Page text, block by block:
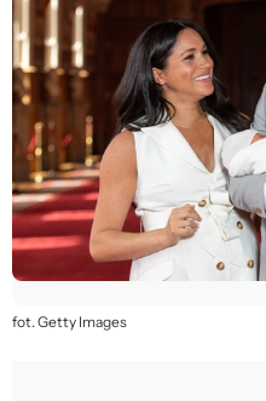
fot. Getty Images